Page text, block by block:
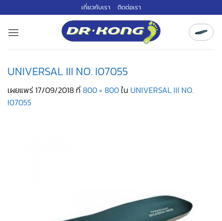
ไป
เกี่ยวกับเรา ติดต่อเรา
UNIVERSAL III NO. I07055
เผยแพร่17/09/2018 ที่ 800 × 800ใน UNIVERSAL III NO.
I07055